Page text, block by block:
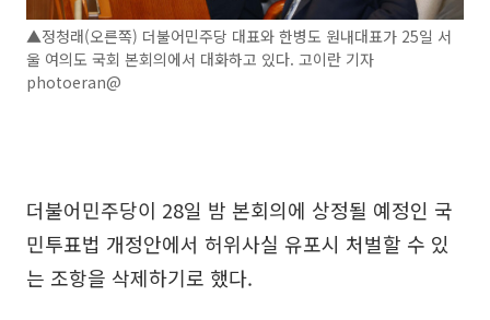
▲정청래(오른쪽) 더불어민주당 대표와 한병도 원내대표가 25일 서
울 여의도 국회 본회의에서 대화하고 있다. 고이란 기자
photoeran@
더불어민주당이 28일 밤 본회의에 상정될 예정인 국
민투표법 개정안에서 허위사실 유포시 처벌할 수 있
는 조항을 삭제하기로 했다.